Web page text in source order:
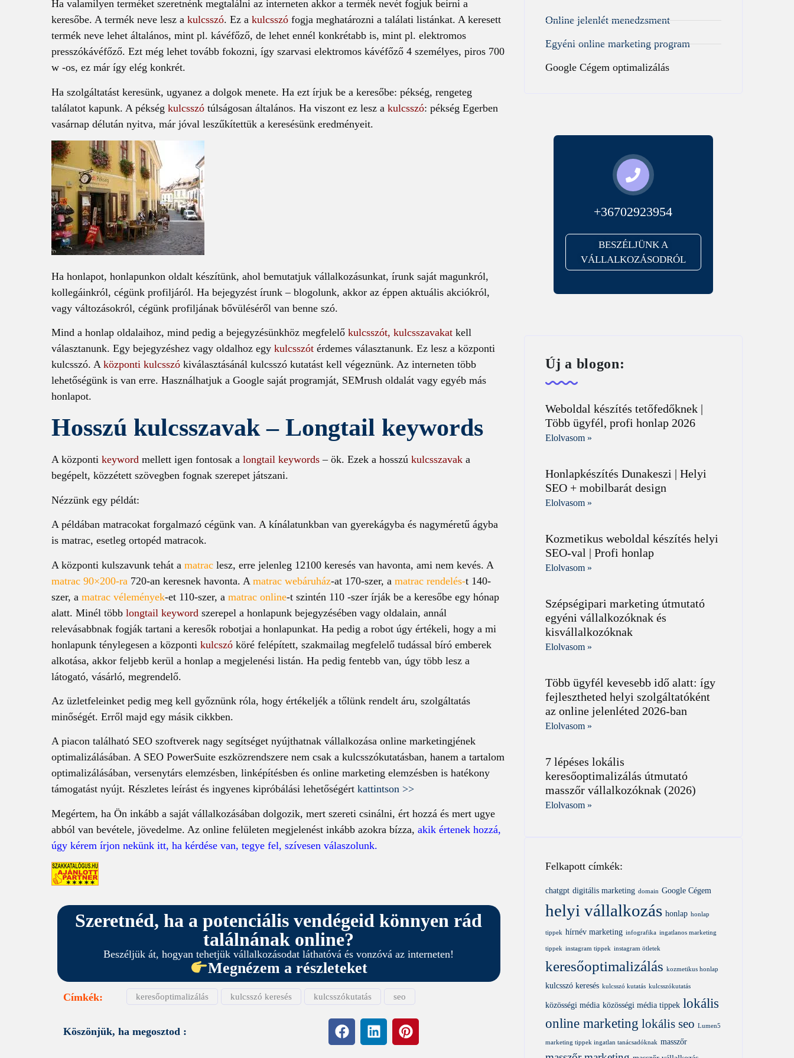
Ha valamilyen terméket szeretnénk megtalálni az interneten akkor a termék nevét fogjuk beírni a
keresőbe. A termék neve lesz a kulcsszó. Ez a kulcsszó fogja meghatározni a találati listánkat. A keresett
termék neve lehet általános, mint pl. kávéfőző, de lehet ennél konkrétabb is, mint pl. elektromos
presszókávéfőző. Ezt még lehet tovább fokozni, így szarvasi elektromos kávéfőző 4 személyes, piros 700
w -os, ez már így elég konkrét.
Ha szolgáltatást keresünk, ugyanez a dolgok menete. Ha ezt írjuk be a keresőbe: pékség, rengeteg
találatot kapunk. A pékség kulcsszó túlságosan általános. Ha viszont ez lesz a kulcsszó: pékség Egerben
vasárnap délután nyitva, már jóval leszűkítettük a keresésünk eredményeit.
Ha honlapot, honlapunkon oldalt készítünk, ahol bemutatjuk vállalkozásunkat, írunk saját magunkról,
kollegáinkról, cégünk profiljáról. Ha bejegyzést írunk – blogolunk, akkor az éppen aktuális akciókról,
vagy változásokról, cégünk profiljának bővüléséről van benne szó.
Mind a honlap oldalaihoz, mind pedig a bejegyzésünkhöz megfelelő kulcsszót, kulcsszavakat kell
választanunk. Egy bejegyzéshez vagy oldalhoz egy kulcsszót érdemes választanunk. Ez lesz a központi
kulcsszó. A központi kulcsszó kiválasztásánál kulcsszó kutatást kell végeznünk. Az interneten több
lehetőségünk is van erre. Használhatjuk a Google saját programját, SEMrush oldalát vagy egyéb más
honlapot.
Hosszú kulcsszavak – Longtail keywords
A központi keyword mellett igen fontosak a longtail keywords – ök. Ezek a hosszú kulcsszavak a
begépelt, közzétett szövegben fognak szerepet játszani.
Nézzünk egy példát:
A példában matracokat forgalmazó cégünk van. A kínálatunkban van gyerekágyba és nagyméretű ágyba
is matrac, esetleg ortopéd matracok.
A központi kulszavunk tehát a matrac lesz, erre jelenleg 12100 keresés van havonta, ami nem kevés. A
matrac 90×200-ra 720-an keresnek havonta. A matrac webáruház-at 170-szer, a matrac rendelés-t 140-
szer, a matrac vélemények-et 110-szer, a matrac online-t szintén 110 -szer írják be a keresőbe egy hónap
alatt. Minél több longtail keyword szerepel a honlapunk bejegyzésében vagy oldalain, annál
relevásabbnak fogják tartani a keresők robotjai a honlapunkat. Ha pedig a robot úgy értékeli, hogy a mi
honlapunk ténylegesen a központi kulcszó köré felépített, szakmailag megfelelő tudással bíró emberek
alkotása, akkor feljebb kerül a honlap a megjelenési listán. Ha pedig fentebb van, úgy több lesz a
látogató, vásárló, megrendelő.
Az üzletfeleinket pedig meg kell győznünk róla, hogy értékeljék a tőlünk rendelt áru, szolgáltatás
minőségét. Erről majd egy másik cikkben.
A piacon található SEO szoftverek nagy segítséget nyújthatnak vállalkozása online marketingjének
optimalizálásában. A SEO PowerSuite eszközrendszere nem csak a kulcsszókutatásban, hanem a tartalom
optimalizálásában, versenytárs elemzésben, linképítésben és online marketing elemzésben is hatékony
támogatást nyújt. Részletes leírást és ingyenes kipróbálási lehetőségért kattintson >>
Megértem, ha Ön inkább a saját vállalkozásában dolgozik, mert szereti csinálni, ért hozzá és mert ugye
abból van bevétele, jövedelme. Az online felületen megjelenést inkább azokra bízza, akik értenek hozzá,
úgy kérem írjon nekünk itt, ha kérdése van, tegye fel, szívesen válaszolunk.
Szeretnéd, ha a potenciális vendégeid könnyen rád
találnának online?
Beszéljük át, hogyan tehetjük vállalkozásodat láthatóvá és vonzóvá az interneten!
Megnézem a részleteket
Címkék: keresőoptimalizálás kulcsszó keresés kulcsszókutatás seo
Köszönjük, ha megosztod :
Online jelenlét menedzsment
Egyéni online marketing program
Google Cégem optimalizálás
+36702923954
BESZÉLJÜNK A
VÁLLALKOZÁSODRÓL
Új a blogon:
Weboldal készítés tetőfedőknek |
Több ügyfél, profi honlap 2026
Elolvasom »
Honlapkészítés Dunakeszi | Helyi
SEO + mobilbarát design
Elolvasom »
Kozmetikus weboldal készítés helyi
SEO-val | Profi honlap
Elolvasom »
Szépségipari marketing útmutató
egyéni vállalkozóknak és
kisvállalkozóknak
Elolvasom »
Több ügyfél kevesebb idő alatt: így
fejlesztheted helyi szolgáltatóként
az online jelenléted 2026-ban
Elolvasom »
7 lépéses lokális
keresőoptimalizálás útmutató
masszőr vállalkozóknak (2026)
Elolvasom »
Felkapott címkék:
chatgpt digitális marketing domain Google Cégem
helyi vállalkozás honlap honlap
tippek hírnév marketing infografika ingatlanos marketing
tippek instagram tippek instagram ötletek
keresőoptimalizálás kozmetikus honlap
kulcsszó keresés kulcsszó kutatás kulcsszókutatás
közösségi média közösségi média tippek lokális
online marketing lokális seo Lumen5
marketing tippek ingatlan tanácsadóknak masszőr